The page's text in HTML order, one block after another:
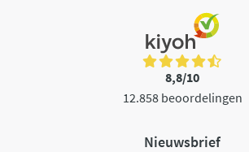
8,8/10
12.858 beoordelingen
Nieuwsbrief